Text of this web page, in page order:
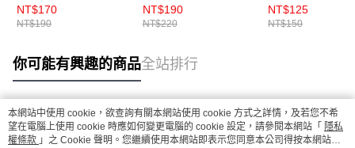
NT$170
NT$190
NT$190
NT$220
NT$125
NT$150
你可能有興趣的商品全站排行
熱門標籤
本網站中使用 cookie，欲查詢有關本網站使用 cookie 方式之詳情，及若您不希
望在電腦上使用 cookie 時應如何變更電腦的 cookie 設定，請參閱本網站「 隱私
權條款 」之 Cookie 聲明。您繼續使用本網站即表示您同意本公司得按本網站使